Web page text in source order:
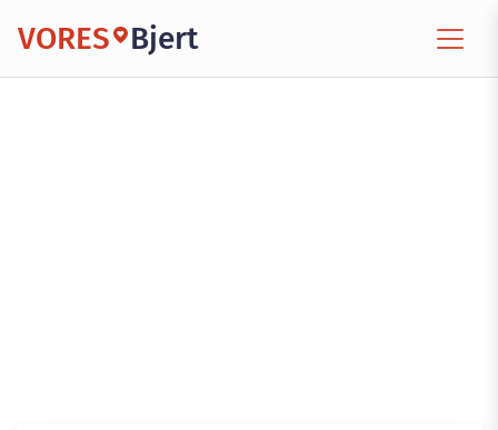
VORES Bjert